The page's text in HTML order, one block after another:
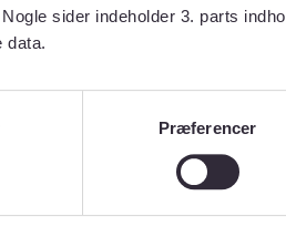
sider indeholder 3. parts
data.
Præferencer